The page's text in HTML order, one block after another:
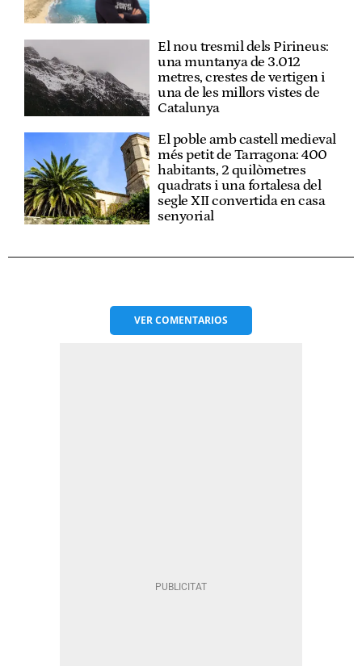
El nou tresmil dels Pirineus:
una muntanya de 3.012
metres, crestes de vertigen i
una de les millors vistes de
Catalunya
El poble amb castell medieval
més petit de Tarragona: 400
habitants, 2 quilòmetres
quadrats i una fortalesa del
segle XII convertida en casa
senyorial
VERCOMENTARIOS